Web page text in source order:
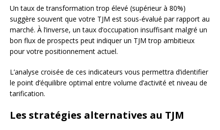
Un taux de transformation trop élevé (supérieur à 80%)
suggère souvent que votre TJM est sous-évalué par rapport au
marché. À l’inverse, un taux d’occupation insuffisant malgré un
bon flux de prospects peut indiquer un TJM trop ambitieux
pour votre positionnement actuel.
L’analyse croisée de ces indicateurs vous permettra d’identifier
le point d’équilibre optimal entre volume d’activité et niveau de
tarification.
Les stratégies alternatives au TJM